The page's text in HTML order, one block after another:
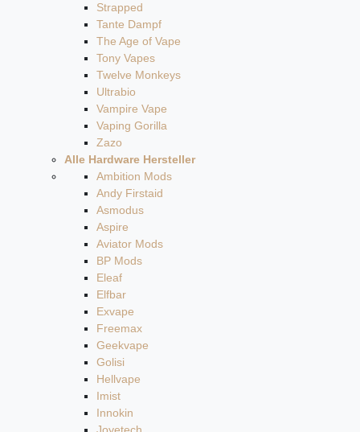
Strapped
Tante Dampf
The Age of Vape
Tony Vapes
Twelve Monkeys
Ultrabio
Vampire Vape
Vaping Gorilla
Zazo
Alle Hardware Hersteller
Ambition Mods
Andy Firstaid
Asmodus
Aspire
Aviator Mods
BP Mods
Eleaf
Elfbar
Exvape
Freemax
Geekvape
Golisi
Hellvape
Imist
Innokin